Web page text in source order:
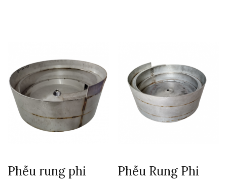
Phễu rung phi
Phễu Rung Phi